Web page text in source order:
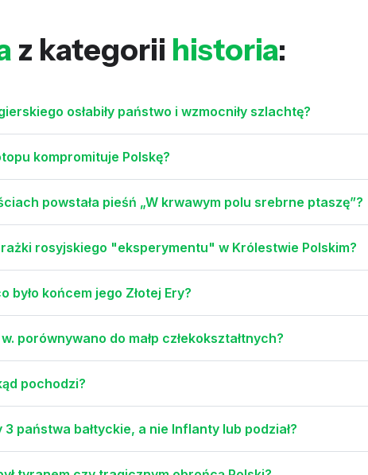
z kategorii historia:
osłabiły państwo i wzmocniły szlachtę?
kompromituje Polskę?
powstała pieśń „W krwawym polu srebrne ptaszę”?
rosyjskiego "eksperymentu" w Królestwie Polskim?
było końcem jego Złotej Ery?
porównywano do małp człekokształtnych?
pochodzi?
3 państwa bałtyckie, a nie Inflanty lub podział?